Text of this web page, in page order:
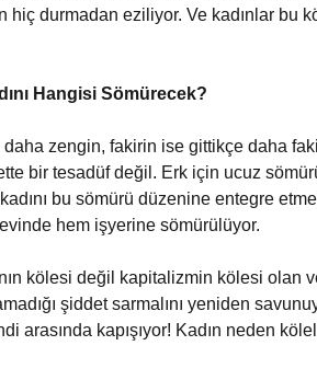
hiç durmadan eziliyor. Ve kadınlar bu
Hangisi Sömürecek?
zengin, fakirin ise gittikçe daha
bir tesadüf değil. Erk için ucuz
bu sömürü düzenine entegre
hem işyerine sömürülüyor.
kölesi değil kapitalizmin kölesi olan
şiddet sarmalını yeniden
arasında kapışıyor! Kadın neden